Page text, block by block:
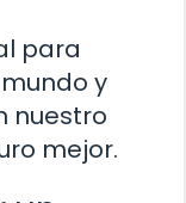
para
y
nuestro
mejor.